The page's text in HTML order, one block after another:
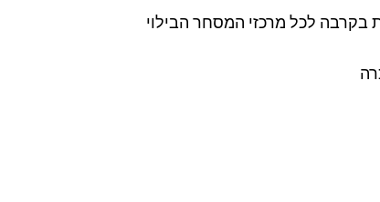
לכל מרכזי המסחר הבילוי